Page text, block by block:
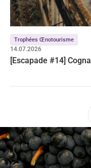
Trophées Œnotourisme
14.07.2026
[Escapade #14]